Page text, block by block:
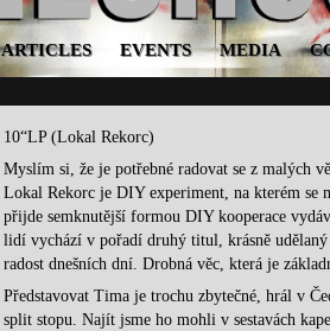
ARTICLES EVENTS MEDIA
10“LP (Lokal Rekorc)
Myslím si, že je potřebné radovat se z malých
Lokal Rekorc je DIY experiment, na kterém se
přijde semknutější formou DIY kooperace
lidí vychází v pořadí druhý titul, krásně
radost dnešních dní. Drobná věc, která je
Představovat Tima je trochu zbytečné, hrál v
split stopu. Najít jsme ho mohli v sestavách